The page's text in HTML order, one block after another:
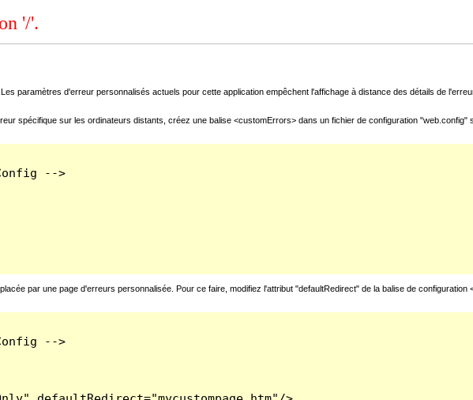
'/'.
paramètres d'erreur personnalisés actuels pour cette application empêchent l'affichage à distance des détails de
spécifique sur les ordinateurs distants, créez une balise <customErrors> dans un fichier de configuration
-->
par une page d'erreurs personnalisée. Pour ce faire, modifiez l'attribut "defaultRedirect" de la balise de
-->